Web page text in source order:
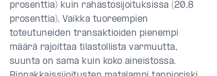
prosenttia) kuin rahastosijoituksissa (20,8
prosenttia). Vaikka tuoreempien
toteutuneiden transaktioiden pienempi
määrä rajoittaa tilastollista varmuutta,
suunta on sama kuin koko aineistossa.